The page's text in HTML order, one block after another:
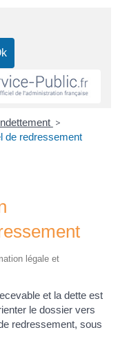
>
de redressement
légale et
et la dette est
le dossier vers
redressement, sous